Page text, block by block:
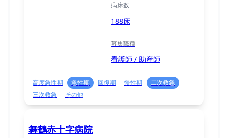
病床数
188床
募集職種
看護師 / 助産師
高度急性期 急性期 回復期 慢性期
二次救急
三次救急
その他
舞鶴赤十字病院